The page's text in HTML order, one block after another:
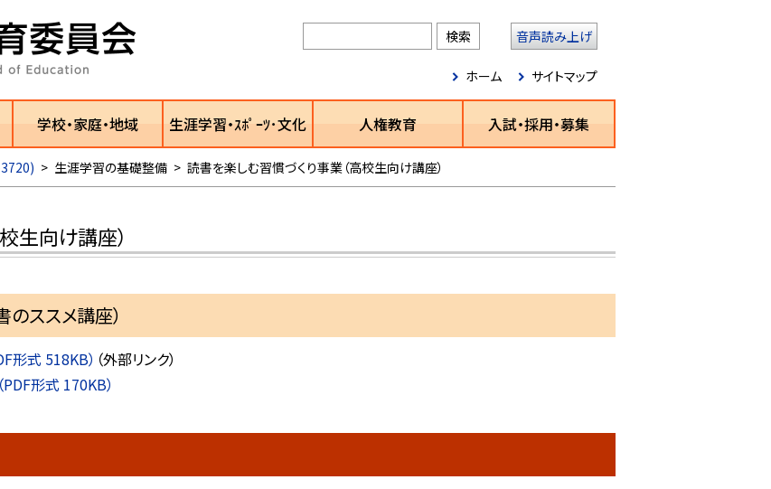
音声読み上げ
ホーム サイトマップ
学校・家庭・地域 生涯学習・ｽﾎﾟｰﾂ･文化 人権教育 入試・採用・募集
> 生涯学習の基礎整備 > 読書を楽しむ習慣づくり事業（高校生向け講座）
生向け講座）
ススメ講座）
形式 518KB） （外部リンク）
形式 170KB）